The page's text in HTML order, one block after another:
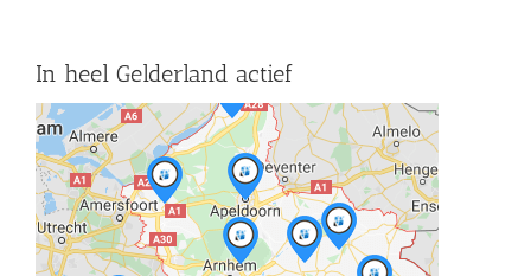
In heel Gelderland actief